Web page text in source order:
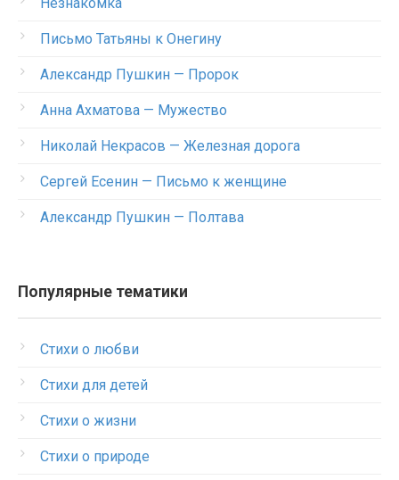
Письмо Татьяны к Онегину
Александр Пушкин — Пророк
Анна Ахматова — Мужество
Николай Некрасов — Железная дорога
Сергей Есенин — Письмо к женщине
Александр Пушкин — Полтава
Популярные тематики
Стихи о любви
Стихи для детей
Стихи о жизни
Стихи о природе